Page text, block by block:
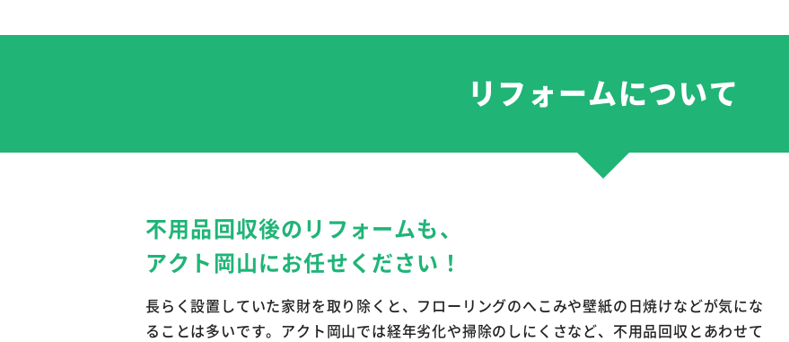
リフォームについて
不用品回収後のリフォームも、
アクト岡山にお任せください！
長らく設置していた家財を取り除くと、フローリングのへこみや壁紙の日焼けなどが気にな
ることは多いです。アクト岡山では経年劣化や掃除のしにくさなど、不用品回収とあわせて